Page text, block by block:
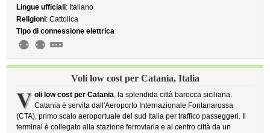
Lingue ufficiali: Italiano
Religioni: Cattolica
Tipo di connessione elettrica
Voli low cost per Catania, Italia
V oli low cost per Catania, la splendida città barocca siciliana.
Catania è servita dall'Aeroporto Internazionale Fontanarossa
(CTA), primo scalo aeroportuale del sud Italia per traffico passeggeri. Il
terminal è collegato alla stazione ferroviaria e al centro città da un